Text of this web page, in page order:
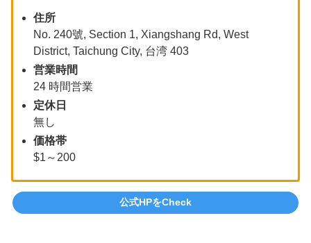
住所
No. 240號, Section 1, Xiangshang Rd, West
District, Taichung City, 台湾 403
営業時間
24 時間営業
定休日
無し
価格帯
$1～200
公式HPをCheck